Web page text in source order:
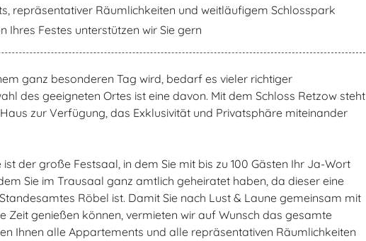
repräsentativer Räumlichkeiten und weitläufigem Schlosspark
Ihres Festes unterstützen wir Sie gern
ganz besonderen Tag wird, bedarf es vieler richtiger
des geeigneten Ortes ist eine davon. Mit dem Schloss Retzow steht
zur Verfügung, das Exklusivität und Privatsphäre miteinander
der große Festsaal, in dem Sie mit bis zu 100 Gästen Ihr Ja-Wort
Sie im Trausaal ganz amtlich geheiratet haben, da dieser eine
Röbel ist. Damit Sie nach Lust & Laune gemeinsam mit
Zeit genießen können, vermieten wir auf Wunsch das gesamte
Ihnen alle Appartements und alle repräsentativen Räumlichkeiten